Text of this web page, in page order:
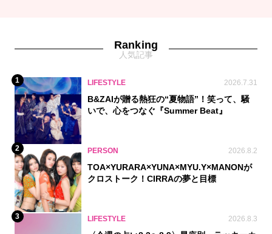
Ranking
人気記事
1 LIFESTYLE 2026.7.31
B&ZAIが贈る熱狂の“夏物語”！笑って、騒
いで、心をつなぐ『Summer Beat』
2 PERSON 2026.8.2
TOA×YURARA×YUNA×MYU.Y×MANONが
クロストーク！CIRRAの夢と目標
3 LIFESTYLE 2026.8.3